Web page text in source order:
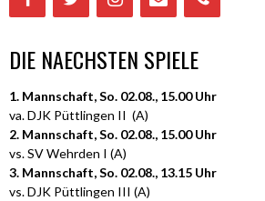
DIE NAECHSTEN SPIELE
1. Mannschaft, So. 02.08., 15.00 Uhr
va. DJK Püttlingen II (A)
2. Mannschaft, So. 02.08., 15.00 Uhr
vs. SV Wehrden I (A)
3. Mannschaft, So. 02.08., 13.15 Uhr
vs. DJK Püttlingen III (A)